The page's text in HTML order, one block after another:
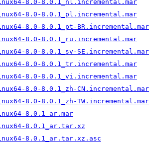
8.0-8.0.1_nl.incremental.mar
8.0-8.0.1_pl.incremental.mar
8.0-8.0.1_pt-BR.incremental.mar
8.0-8.0.1_ru.incremental.mar
8.0-8.0.1_sv-SE.incremental.mar
8.0-8.0.1_tr.incremental.mar
8.0-8.0.1_vi.incremental.mar
8.0-8.0.1_zh-CN.incremental.mar
8.0-8.0.1_zh-TW.incremental.mar
8.0.1_ar.mar
8.0.1_ar.tar.xz
8.0.1_ar.tar.xz.asc